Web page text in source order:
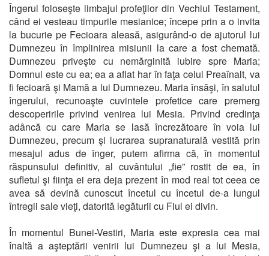
Îngerul foloseşte limbajul profeţilor din Vechiul Testament,
când ei vesteau timpurile mesianice; începe prin a o invita
la bucurie pe Fecioara aleasă, asigurând-o de ajutorul lui
Dumnezeu în împlinirea misiunii la care a fost chemată.
Dumnezeu priveşte cu nemărginită iubire spre Maria;
Domnul este cu ea; ea a aflat har în faţa celui Preaînalt, va
fi fecioară şi Mamă a lui Dumnezeu. Maria însăşi, în salutul
îngerului, recunoaşte cuvintele profetice care premerg
descoperirile privind venirea lui Mesia. Privind credinţa
adâncă cu care Maria se lasă încrezătoare în voia lui
Dumnezeu, precum şi lucrarea supranaturală vestită prin
mesajul adus de înger, putem afirma că, în momentul
răspunsului definitiv, al cuvântului „fie” rostit de ea, în
sufletul şi fiinţa ei era deja prezent în mod real tot ceea ce
avea să devină cunoscut încetul cu încetul de-a lungul
întregii sale vieţi, datorită legăturii cu Fiul ei divin.
În momentul Bunei-Vestiri, Maria este expresia cea mai
înaltă a aşteptării venirii lui Dumnezeu şi a lui Mesia,